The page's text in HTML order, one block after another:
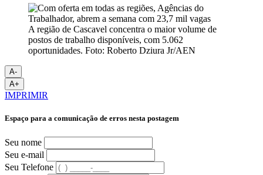
A região de Cascavel concentra o maior volume de
postos de trabalho disponíveis, com 5.062
oportunidades. Foto: Roberto Dziura Jr/AEN
A-
A+
IMPRIMIR
Espaço para a comunicação de erros nesta postagem
Seu nome
Seu e-mail
Seu Telefone